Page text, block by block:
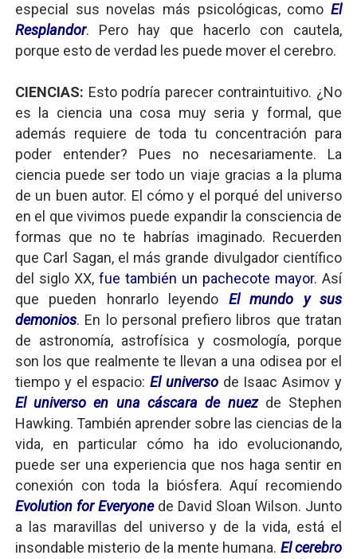
especial sus novelas más psicológicas, comoEl
Resplandor. Pero hay que hacerlo con cautela,
porque esto de verdad les puede mover el cerebro.
CIENCIAS: Esto podría parecer contraintuitivo. ¿No
es la ciencia una cosa muy seria y formal, que
además requiere de toda tu concentración para
poder entender? Pues no necesariamente. La
ciencia puede ser todo un viaje gracias a la pluma
de un buen autor. El cómo y el porqué del universo
en el que vivimos puede expandir la consciencia de
formas que no te habrías imaginado. Recuerden
que Carl Sagan, el más grande divulgador científico
del siglo XX, fue también un pachecote mayor. Así
que pueden honrarlo leyendo El mundo y sus
demonios. En lo personal prefiero libros que tratan
de astronomía, astrofísica y cosmología, porque
son los que realmente te llevan a una odisea por el
tiempo y el espacio:El universo de Isaac Asimov y
El universo en una cáscara de nuez de Stephen
Hawking. También aprender sobre las ciencias de la
vida, en particular cómo ha ido evolucionando,
puede ser una experiencia que nos haga sentir en
conexión con toda la biósfera. Aquí recomiendo
Evolution for Everyone de David Sloan Wilson. Junto
a las maravillas del universo y de la vida, está el
insondable misterio de la mente humana. El cerebro